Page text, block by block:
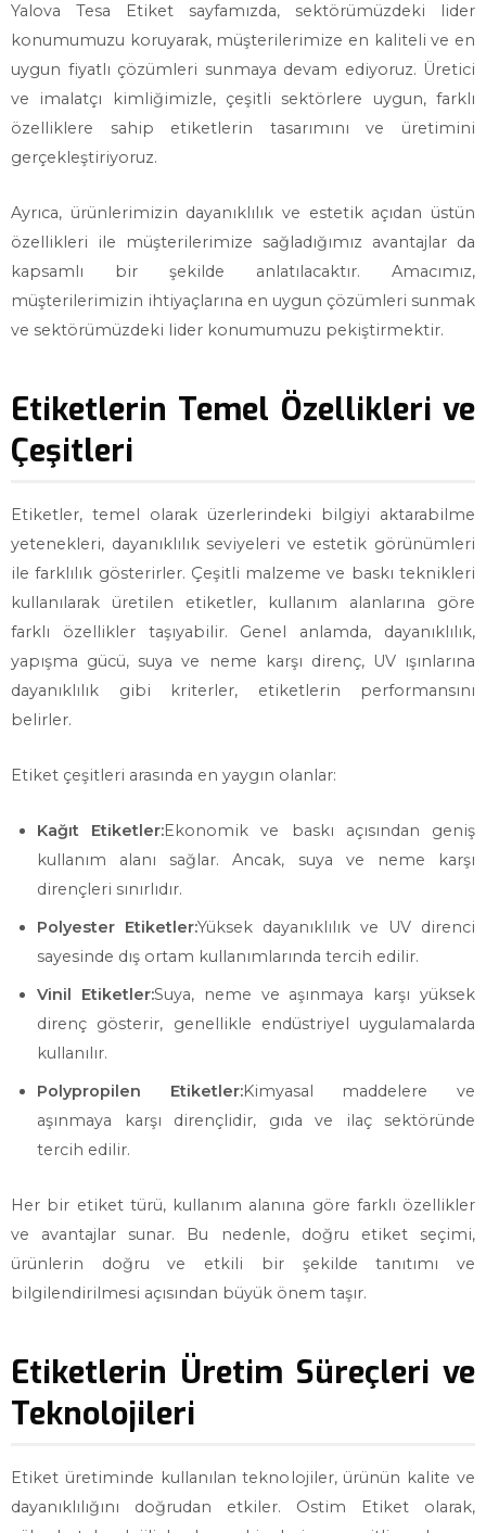
Yalova Tesa Etiket sayfamızda, sektörümüzdeki lider
konumumuzu koruyarak, müşterilerimize en kaliteli ve en
uygun fiyatlı çözümleri sunmaya devam ediyoruz. Üretici
ve imalatçı kimliğimizle, çeşitli sektörlere uygun, farklı
özelliklere sahip etiketlerin tasarımını ve üretimini
gerçekleştiriyoruz.
Ayrıca, ürünlerimizin dayanıklılık ve estetik açıdan üstün
özellikleri ile müşterilerimize sağladığımız avantajlar da
kapsamlı bir şekilde anlatılacaktır. Amacımız,
müşterilerimizin ihtiyaçlarına en uygun çözümleri sunmak
ve sektörümüzdeki lider konumumuzu pekiştirmektir.
Etiketlerin Temel Özellikleri ve
Çeşitleri
Etiketler, temel olarak üzerlerindeki bilgiyi aktarabilme
yetenekleri, dayanıklılık seviyeleri ve estetik görünümleri
ile farklılık gösterirler. Çeşitli malzeme ve baskı teknikleri
kullanılarak üretilen etiketler, kullanım alanlarına göre
farklı özellikler taşıyabilir. Genel anlamda, dayanıklılık,
yapışma gücü, suya ve neme karşı direnç, UV ışınlarına
dayanıklılık gibi kriterler, etiketlerin performansını
belirler.
Etiket çeşitleri arasında en yaygın olanlar:
Kağıt Etiketler:Ekonomik ve baskı açısından geniş
kullanım alanı sağlar. Ancak, suya ve neme karşı
dirençleri sınırlıdır.
Polyester Etiketler:Yüksek dayanıklılık ve UV direnci
sayesinde dış ortam kullanımlarında tercih edilir.
Vinil Etiketler:Suya, neme ve aşınmaya karşı yüksek
direnç gösterir, genellikle endüstriyel uygulamalarda
kullanılır.
Polypropilen Etiketler:Kimyasal maddelere ve
aşınmaya karşı dirençlidir, gıda ve ilaç sektöründe
tercih edilir.
Her bir etiket türü, kullanım alanına göre farklı özellikler
ve avantajlar sunar. Bu nedenle, doğru etiket seçimi,
ürünlerin doğru ve etkili bir şekilde tanıtımı ve
bilgilendirilmesi açısından büyük önem taşır.
Etiketlerin Üretim Süreçleri ve
Teknolojileri
Etiket üretiminde kullanılan teknolojiler, ürünün kalite ve
dayanıklılığını doğrudan etkiler. Ostim Etiket olarak,